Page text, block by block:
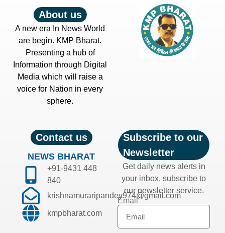
About us
A new era In News World
are begin. KMP Bharat.
Presenting a hub of
Information through Digital
Media which will raise a
voice for Nation in every
sphere.
Contact us
NEWS BHARAT
+91-9431 448
840
krishnamuraripandey974@gmail.com
kmpbharat.com
Subscribe to our
Newsletter
Get daily news alerts in
your inbox, subscribe to
our newsletter service.
Email